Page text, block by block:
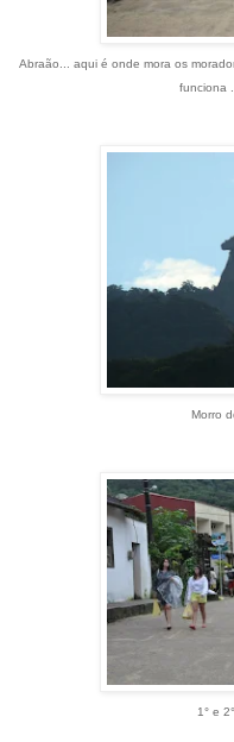
Abraão... aqui é onde mora os
funciona
Morro
1° e